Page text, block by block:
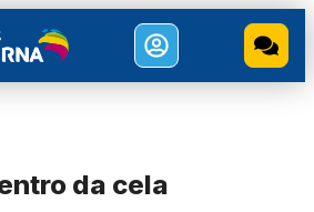
da cela